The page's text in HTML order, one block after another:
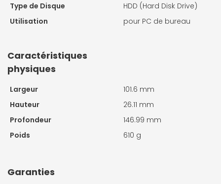
Type de Disque
HDD (Hard Disk Drive)
Utilisation
pour PC de bureau
Caractéristiques
physiques
Largeur
101.6 mm
Hauteur
26.11 mm
Profondeur
146.99 mm
Poids
610 g
Garanties